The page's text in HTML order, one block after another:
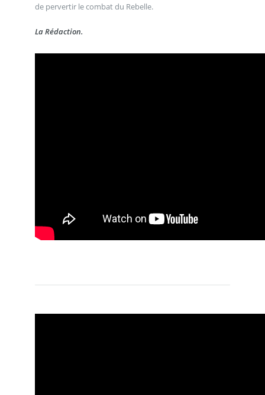
de pervertir le combat du Rebelle.
La Rédaction.